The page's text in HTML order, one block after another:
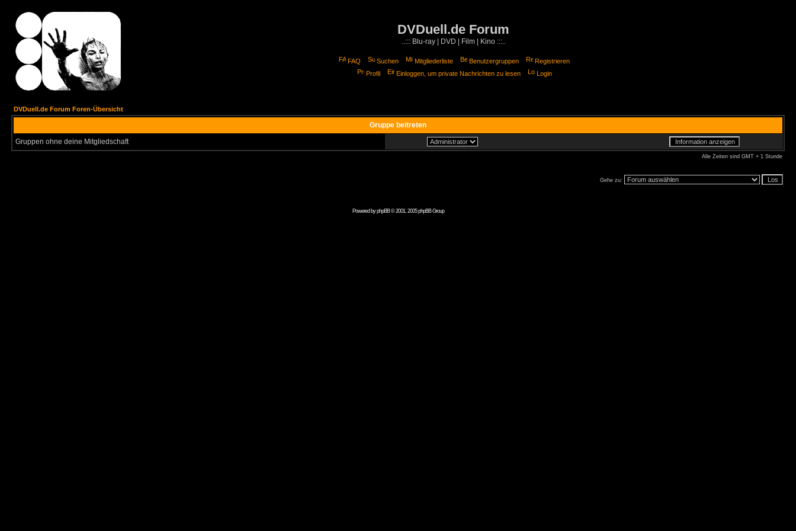
DVDuell.de Forum
..::: Blu-ray | DVD | Film | Kino :::..
FAQ Suchen Mitgliederliste Benutzergruppen
Registrieren
Profil
Einloggen, um private Nachrichten zu lesen Login
DVDuell.de Forum Foren-Übersicht
Gruppe beitreten
Gruppen ohne deine Mitgliedschaft
Alle Zeiten sind GMT + 1 Stunde
Gehe zu:
Powered byphpBB© 2001, 2005 phpBB Group